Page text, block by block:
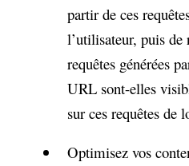
partir de ces
l’utilisateur, puis de
requêtes générées
URL sont-elles
sur ces requêtes de
Optimisez vos